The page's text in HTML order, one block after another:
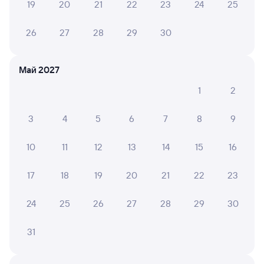
Частые вопросы
пассажира?
19 20 21 22 23 24 25
26 27 28 29 30
Май 2027
1
2
3 4 5 6 7 8 9
10 11 12 13 14 15 16
17 18 19 20 21 22 23
24 25 26 27 28 29 30
31